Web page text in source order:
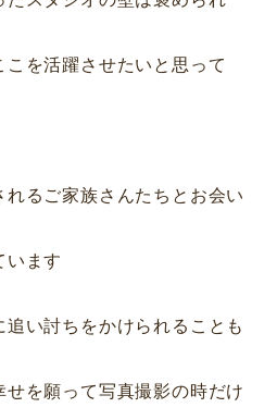
を活躍させたいと思って
るご家族さんたちとお会い
います
い討ちをかけられることも
を願って写真撮影の時だけ